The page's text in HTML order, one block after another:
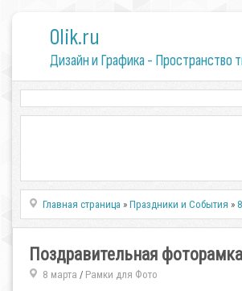
0lik.ru
Дизайн и Графика - Пространство
Главная страница »Праздники и События »
Поздравительная
8 марта / Рамки для Фото